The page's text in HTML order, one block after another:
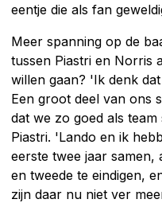
eentje die als fan
Meer spanning op de
tussen Piastri en Norris
willen gaan? 'Ik denk
Een groot deel van ons
dat we zo goed als
Piastri. 'Lando en ik
eerste twee jaar samen,
en tweede te eindigen,
zijn daar nu niet ver